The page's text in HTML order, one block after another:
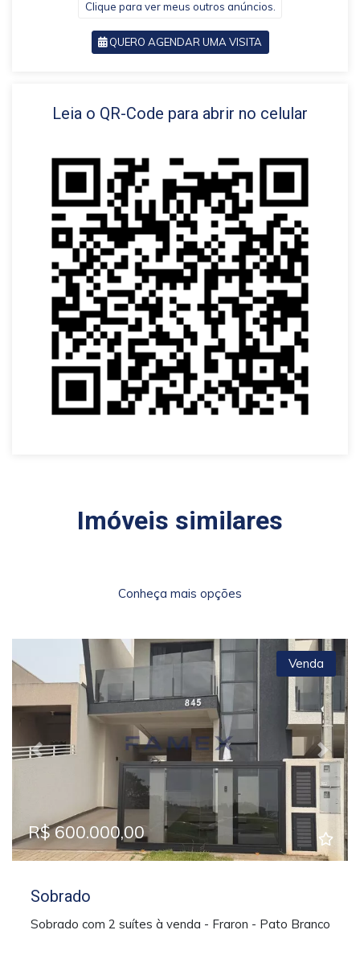
Clique para ver meus outros anúncios.
QUERO AGENDAR UMA VISITA
VOLTAR
Leia o QR-Code para abrir no celular
Imóveis similares
Conheça mais opções
Previous Next
Venda
R$ 600.000,00
Sobrado
Sobrado com 2 suítes à venda - Fraron - Pato Branco